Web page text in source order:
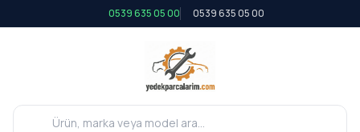
0539 635 05 00 0539 635 05 00